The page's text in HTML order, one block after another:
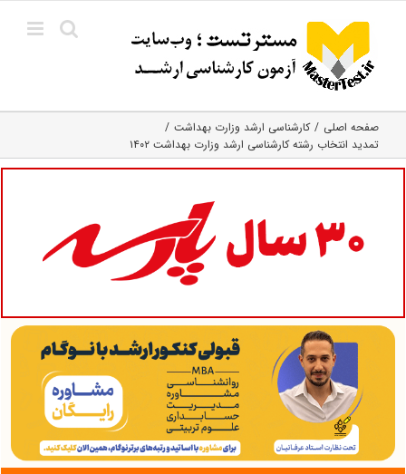
content
صفحه اصلی
کارشناسی ارشد وزارت بهداشت
تمدید انتخاب رشته کارشناسی ارشد وزارت بهداشت ۱۴۰۲